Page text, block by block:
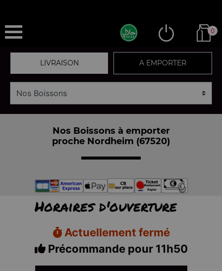
0
LIVRAISON A EMPORTER
Nos Boissons à emporter
proche Nordheim (67520)
Horaires d'ouverture
Actuellement fermé
Précommande pour 11h50